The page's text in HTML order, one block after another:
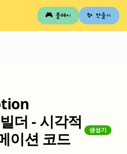
🎮 플레이 ✨ 만들기
더 - 시각적
이션 코드
생성기